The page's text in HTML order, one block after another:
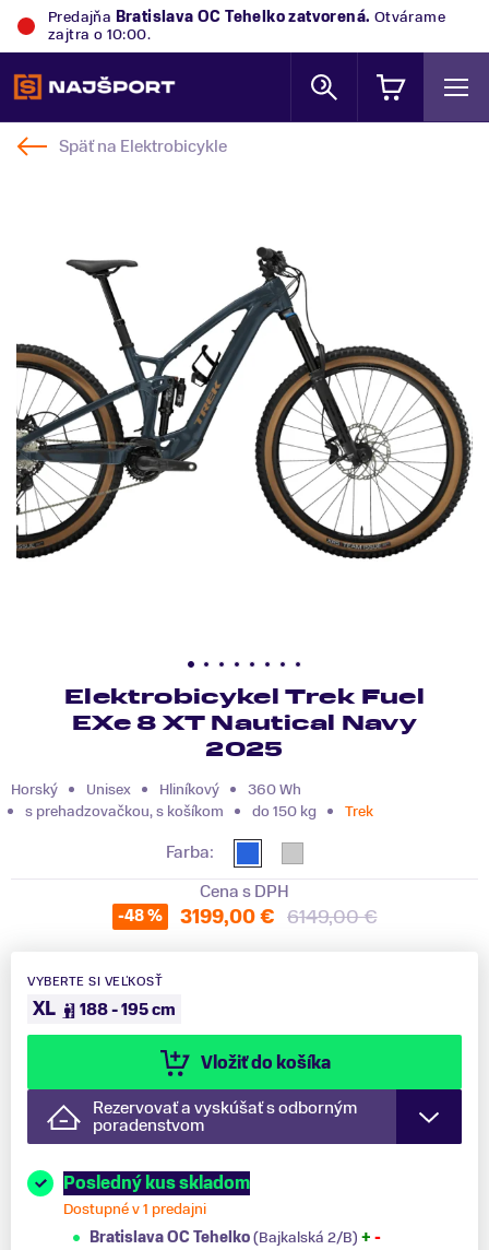
Predajňa Bratislava OC Tehelkozatvorená. Otvárame
zajtra o 10:00.
Späť na Elektrobicykle
Elektrobicykel Trek Fuel
EXe 8 XT Nautical Navy
2025
Horský Unisex Hliníkový
360 Wh
s prehadzovačkou, s košíkom
do 150 kg Trek
Farba:
Cena s DPH
-48 % 3199,00 € 6149,00 €
VYBERTE SI VEĽKOSŤ
XL 188 - 195 cm
Vložiť do košíka
Rezervovať a vyskúšať s odborným
poradenstvom
Posledný kus skladom
Dostupné v 1 predajni
Bratislava OC Tehelko(Bajkalská 2/B) + -